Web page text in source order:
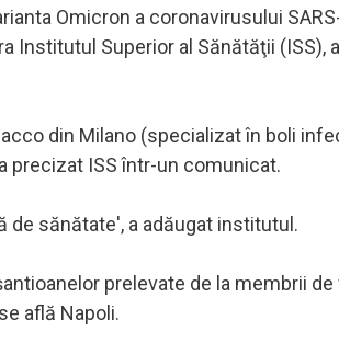
Omicron a coronavirusului
Institutul Superior al Sănătăţii (ISS),
din Milano (specializat în boli
precizat ISS într-un comunicat.
de sănătate', a adăugat institutul.
prelevate de la membrii
află Napoli.